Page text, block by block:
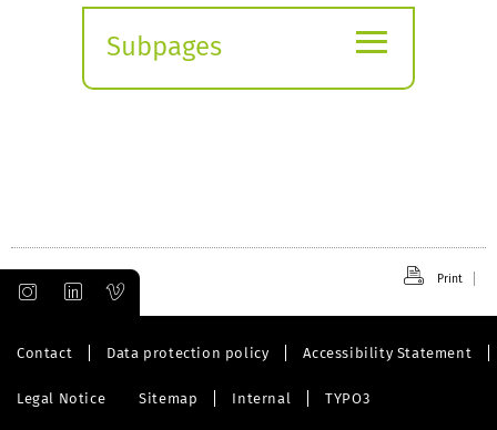
Subpages
≡
Print
Contact Data protection policy Accessibility Statement
Legal Notice Sitemap Internal TYPO3